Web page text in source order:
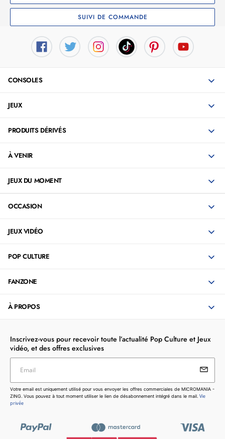
SUIVI DE COMMANDE
CONSOLES
JEUX
PRODUITS DÉRIVÉS
À VENIR
JEUX DU MOMENT
OCCASION
JEUX VIDÉO
POP CULTURE
FANZONE
À PROPOS
Inscrivez-vous pour recevoir toute l’actualité Pop Culture et Jeux
vidéo, et des offres exclusives
Votre email est uniquement utilisé pour vous envoyer les
offres commerciales de MICROMANIA - ZING. Vous pouvez
à tout moment utiliser le lien de désabonnement intégré dans
Email
Votre email est uniquement utilisé pour vous envoyer les offres commerciales de MICROMANIA -
ZING. Vous pouvez à tout moment utiliser le lien de désabonnement intégré dans le mail. Vie
privée